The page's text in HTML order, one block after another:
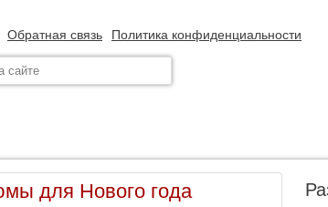
Обратная связь Политика конфиденциальности
для Нового года